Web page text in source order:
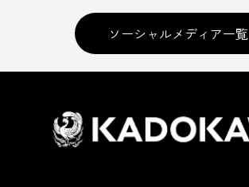
ソーシャルメディア一覧